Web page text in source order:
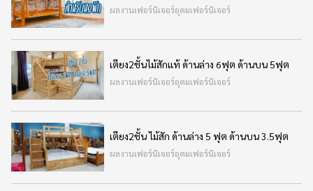
ผลงานเฟอร์นิเจอร์อุดมเฟอร์นิเจอร์
เตียง2ชั้นไม้สักแท้ ด้านล่าง 6ฟุต ด้านบน 5ฟุต
ผลงานเฟอร์นิเจอร์อุดมเฟอร์นิเจอร์
เตียง2ชั้น ไม้สัก ด้านล่าง 5 ฟุต ด้านบน 3.5ฟุต
ผลงานเฟอร์นิเจอร์อุดมเฟอร์นิเจอร์